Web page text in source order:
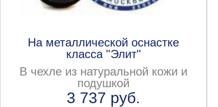
На металлической оснастке
класса "Элит"
В чехле из натуральной кожи и
подушкой
3 737 руб.